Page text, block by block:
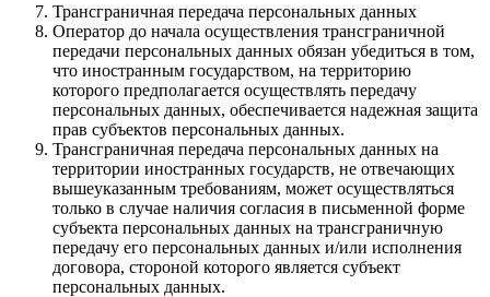
Трансграничная передача персональных данных
Оператор до начала осуществления трансграничной
передачи персональных данных обязан убедиться в том,
что иностранным государством, на территорию
которого предполагается осуществлять передачу
персональных данных, обеспечивается надежная защита
прав субъектов персональных данных.
Трансграничная передача персональных данных на
территории иностранных государств, не отвечающих
вышеуказанным требованиям, может осуществляться
только в случае наличия согласия в письменной форме
субъекта персональных данных на трансграничную
передачу его персональных данных и/или исполнения
договора, стороной которого является субъект
персональных данных.